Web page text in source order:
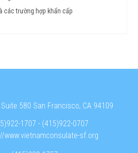
các trường hợp khẩn cấp
580 San Francisco, CA 94109
1707 - (415)922-0707
www.vietnamconsulate-sf.org